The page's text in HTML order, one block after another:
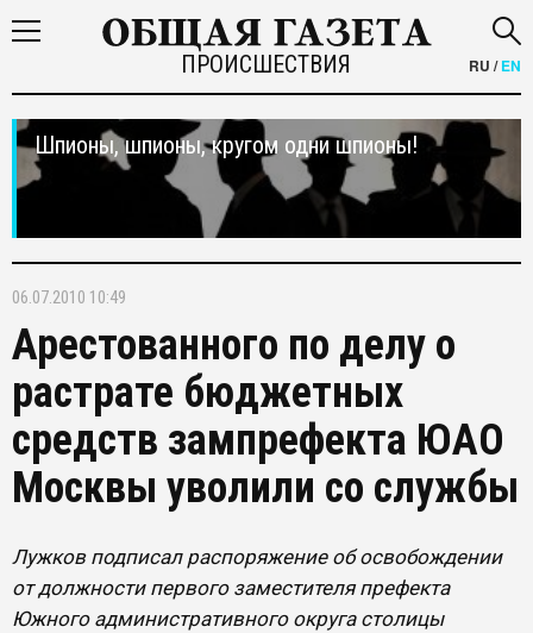
ПРОИСШЕСТВИЯ RU /EN
Шпионы, шпионы, кругом одни шпионы!
06.07.2010 10:49
Арестованного по делу о
растрате бюджетных
средств зампрефекта ЮАО
Москвы уволили со службы
Лужков подписал распоряжение об освобождении
от должности первого заместителя префекта
Южного административного округа столицы